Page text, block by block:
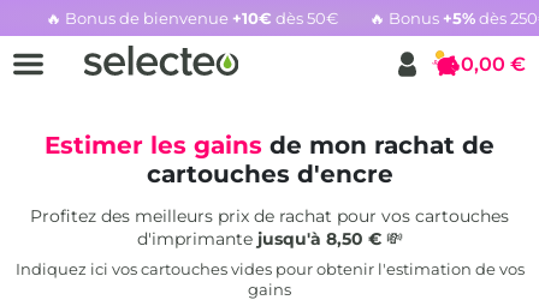
🔥 Bonus de bienvenue +10€ dès 50€ 🔥 Bonus +5%dès
Rachat cartouche vide, voir l'offre promotionnelle
Panier
0,00 €
Estimer les gains de mon rachat de
cartouches d'encre
Profitez des meilleurs prix de rachat pour vos cartouches
d'imprimante jusqu'à 8,50 €💸
Indiquez ici vos cartouches vides pour obtenir l'estimation de vos
gains